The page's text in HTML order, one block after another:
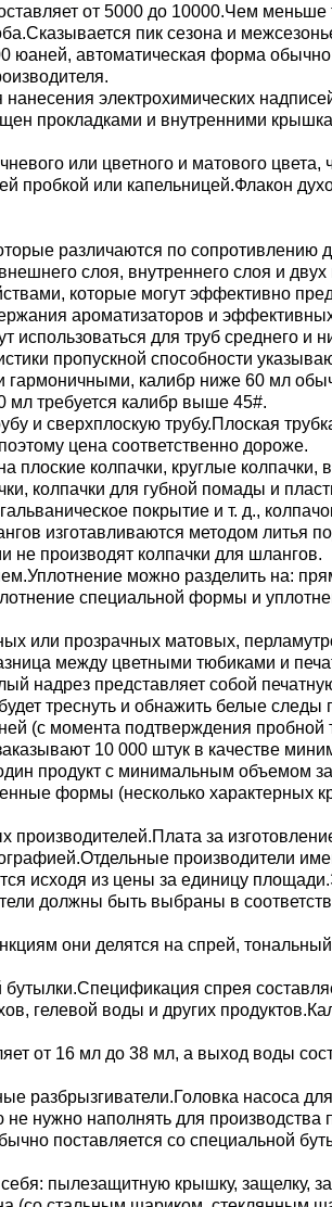
от 5000 до 10000.Чем
пик сезона и
автоматическая форма
электрохимических
прокладками и внутренними
или цветного и матового цвета,
пробкой или капельницей.Флакон
различаются по сопротивлению
слоя, внутреннего слоя и
которые могут эффективно
ароматизаторов и
для труб среднего и
пропускной способности
калибр ниже 60 мл
требуется калибр выше 45#.
и сверхплоскую трубу.Плоская
цена соответственно дороже.
колпачки, круглые колпачки,
колпачки для губной помады и
покрытие и т. д.,
изготавливаются методом литья
производят колпачки для шлангов.
можно разделить на:
специальной формы и
или прозрачных матовых,
между цветными тюбиками и
надрез представляет собой
треснуть и обнажить белые следы
(с момента подтверждения пробной
10 000 штук в качестве
продукт с минимальным объемом
формы (несколько характерных
за
производители
исходя из цены за единицу
должны быть выбраны в
они делятся на спрей,
бутылки.Спецификация спрея
гелевой воды и других
от 16 мл до 38 мл, а выход воды
разбрызгиватели.Головка насоса
нужно наполнять для
поставляется со специальной
пылезащитную крышку, защелку,